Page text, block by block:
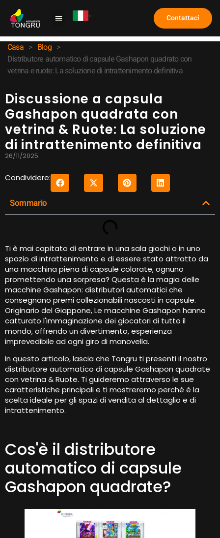
Contattaci
Casa > Blog >
Distributore automatico di capsule Gashapon quadrato con
vetrina e ruote: La soluzione di intrattenimento definitiva
Discussione a capsula
Gashapon quadrata con
vetrina & Ruote: La soluzione
di intrattenimento definitiva
26/11/2025
Condividere:
Sommario
Ti è mai capitato di entrare in una sala giochi o in uno
spazio di intrattenimento e di essere stato attratto da
una macchina piena di capsule colorate, ognuno
promettendo una sorpresa? Questa è la magia delle
macchine Gashapon: distributori automatici che
consegnano premi collezionabili nascosti in capsule.
Originario del Giappone, Le macchine Gashapon hanno
catturato l'immaginazione dei giocatori di tutto il
mondo, offrendo un divertimento, esperienza
imprevedibile ad ogni giro di manovella.
In questo articolo, lascia che Tongru ti presenti il ​​nostro
distributore automatico di capsule Gashapon quadrate
con vetrina & Ruote. Ti guideremo attraverso le sue
caratteristiche principali e ti mostreremo perché è la
scelta ideale per gli spazi di vendita al dettaglio e di
intrattenimento.
Cos'è il distributore
automatico di capsule
Gashapon quadrate?